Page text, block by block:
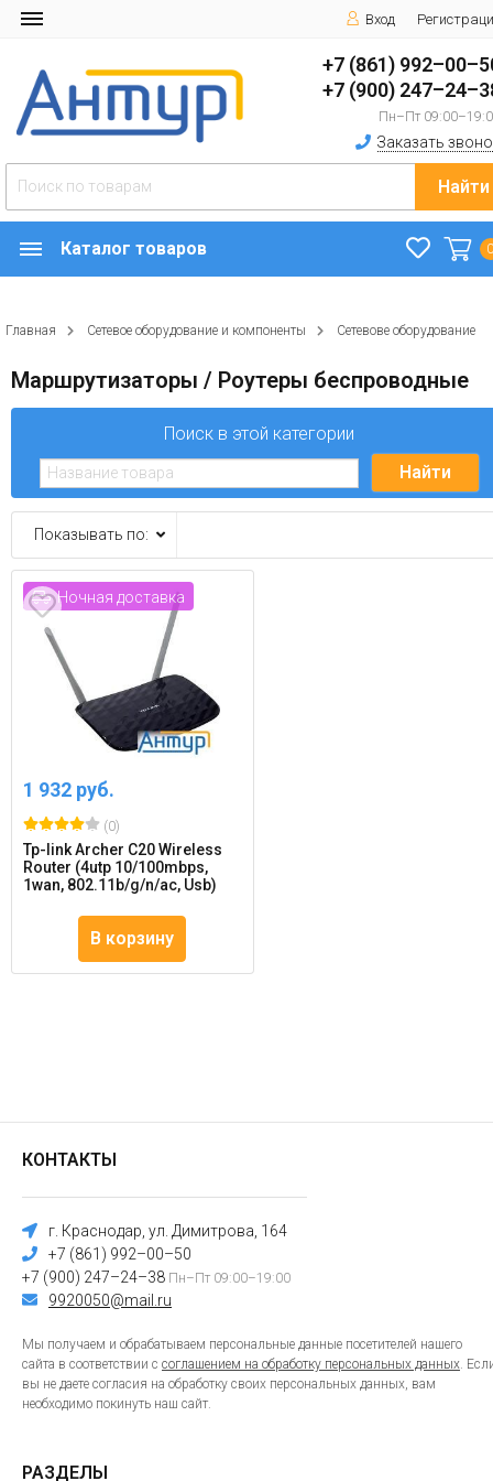
Вход
+7 (861)
+7 (900)
Пн–Пт
Заказать
Найти
Каталог товаров
Главная Сетевое оборудование и компоненты Сетевове оборудование
Маршрутизаторы / Роутеры беспроводные
Поиск в этой категории
Показывать по:
Ночная доставка
1 932 руб.
(0)
Tp-link Archer C20 Wireless
Router (4utp 10/100mbps,
1wan, 802.11b/g/n/ac, Usb)
В корзину
КОНТАКТЫ
г. Краснодар, ул. Димитрова, 164
+7 (861) 992–00–50
+7 (900) 247–24–38 Пн–Пт 09:00–19:00
9920050@mail.ru
Мы получаем и обрабатываем персональные данные посетителей нашего
сайта в соответствии с соглашением на обработку персональных данных.
вы не даете согласия на обработку своих персональных данных, вам
необходимо покинуть наш сайт.
РАЗДЕЛЫ